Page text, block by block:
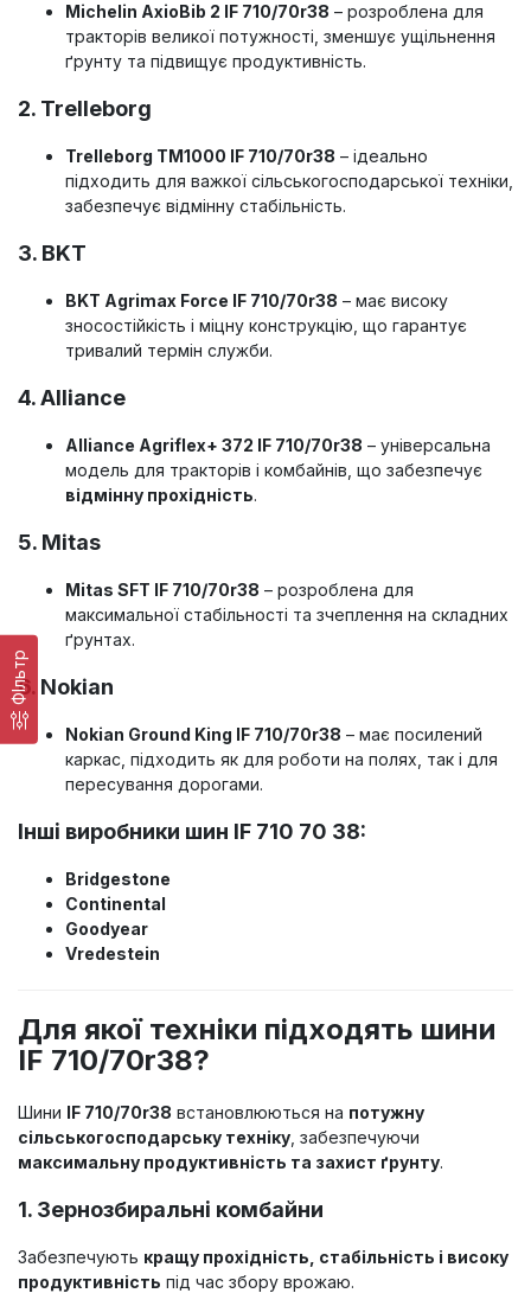
ФІльтр
Michelin AxioBib 2 IF 710/70r38 – розроблена для
тракторів великої потужності, зменшує ущільнення
ґрунту та підвищує продуктивність.
2. Trelleborg
Trelleborg TM1000 IF 710/70r38 – ідеально
підходить для важкої сільськогосподарської техніки,
забезпечує відмінну стабільність.
3. BKT
BKT Agrimax Force IF 710/70r38 – має високу
зносостійкість і міцну конструкцію, що гарантує
тривалий термін служби.
4. Alliance
Alliance Agriflex+ 372 IF 710/70r38 – універсальна
модель для тракторів і комбайнів, що забезпечує
відмінну прохідність.
5. Mitas
Mitas SFT IF 710/70r38 – розроблена для
максимальної стабільності та зчеплення на складних
ґрунтах.
6. Nokian
Nokian Ground King IF 710/70r38 – має посилений
каркас, підходить як для роботи на полях, так і для
пересування дорогами.
Інші виробники шин IF 710 70 38:
Bridgestone
Continental
Goodyear
Vredestein
Для якої техніки підходять шини
IF 710/70r38?
Шини IF 710/70r38 встановлюються на потужну
сільськогосподарську техніку , забезпечуючи
максимальну продуктивність та захист ґрунту.
1. Зернозбиральні комбайни
Забезпечують кращу прохідність, стабільність і високу
продуктивність під час збору врожаю.